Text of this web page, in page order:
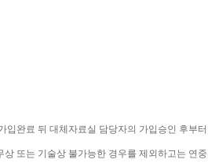
입완료 뒤 대체자료실 담당자의 가입승인 후부
상 또는 기술상 불가능한 경우를 제외하고는 연